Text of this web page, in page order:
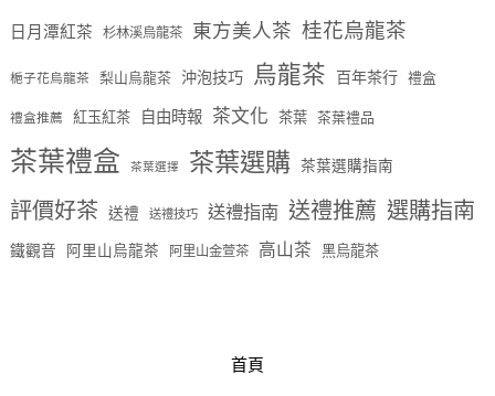
日月潭紅茶 杉林溪烏龍茶 東方美人茶 桂花烏龍茶
梔子花烏龍茶 梨山烏龍茶 沖泡技巧 烏龍茶 百年茶行 禮盒
禮盒推薦 紅玉紅茶 自由時報 茶文化 茶葉 茶葉禮品
茶葉禮盒 茶葉選擇 茶葉選購 茶葉選購指南
評價好茶 送禮 送禮技巧 送禮指南 送禮推薦 選購指南
鐵觀音 阿里山烏龍茶 阿里山金萱茶 高山茶 黑烏龍茶
首頁